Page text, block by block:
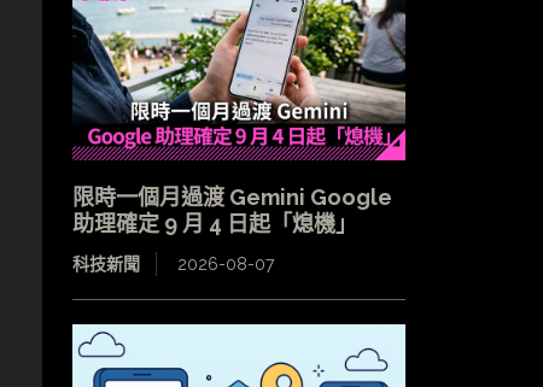
限時一個月過渡 Gemini Google
助理確定 9 月 4 日起「熄機」
科技新聞 2026-08-07